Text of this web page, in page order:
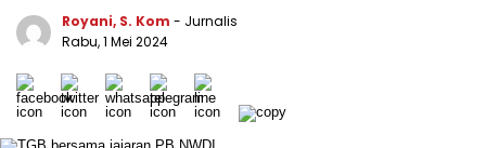
Royani, S. Kom - Jurnalis
Rabu, 1 Mei 2024